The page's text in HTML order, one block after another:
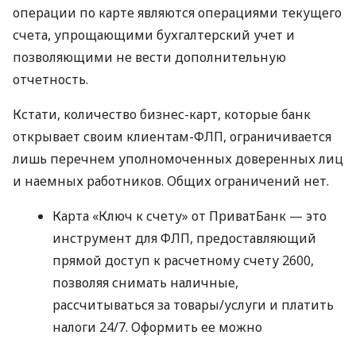
операции по карте являются операциями текущего
счета, упрощающими бухгалтерский учет и
позволяющими не вести дополнительную
отчетность.
Кстати, количество бизнес-карт, которые банк
открывает своим клиентам-ФЛП, ограничивается
лишь перечнем уполномоченных доверенных лиц
и наемных работников. Общих ограничений нет.
Карта «Ключ к счету» от ПриватБанк — это
инструмент для ФЛП, предоставляющий
прямой доступ к расчетному счету 2600,
позволяя снимать наличные,
рассчитываться за товары/услуги и платить
налоги 24/7. Оформить ее можно